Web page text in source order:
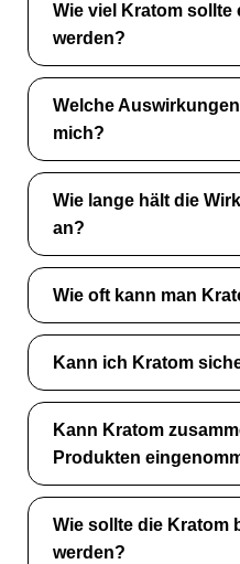
Wie viel Kratom sollte
werden?
Welche
mich?
Wie lange hält die
an?
Wie oft kann man
Kann ich Kratom
Kann Kratom
Produkten
Wie sollte die Kratom
werden?